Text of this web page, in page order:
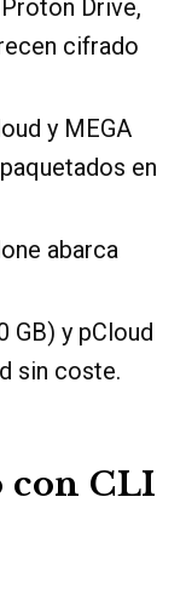
Proton Drive,
cifrado
y MEGA
en
abarca
GB) y pCloud
sin coste.
con CLI